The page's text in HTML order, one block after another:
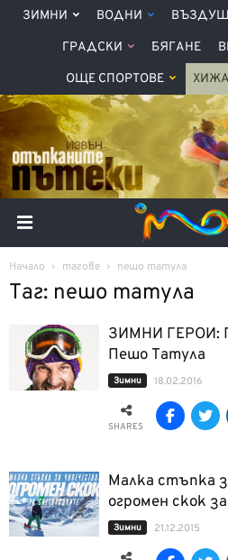
ЗИМНИ ВОДНИ
ГРАДСКИ БЯГАНЕ
ОЩЕ СПОРТОВЕ
Начало тагове пешо татула
Таг: пешо татула
ЗИМНИ ГЕРОИ:
Пешо Татула
Зимни 18.02.2016
SHARES
Малка стъпка
огромен скок
Зимни 21.12.2015